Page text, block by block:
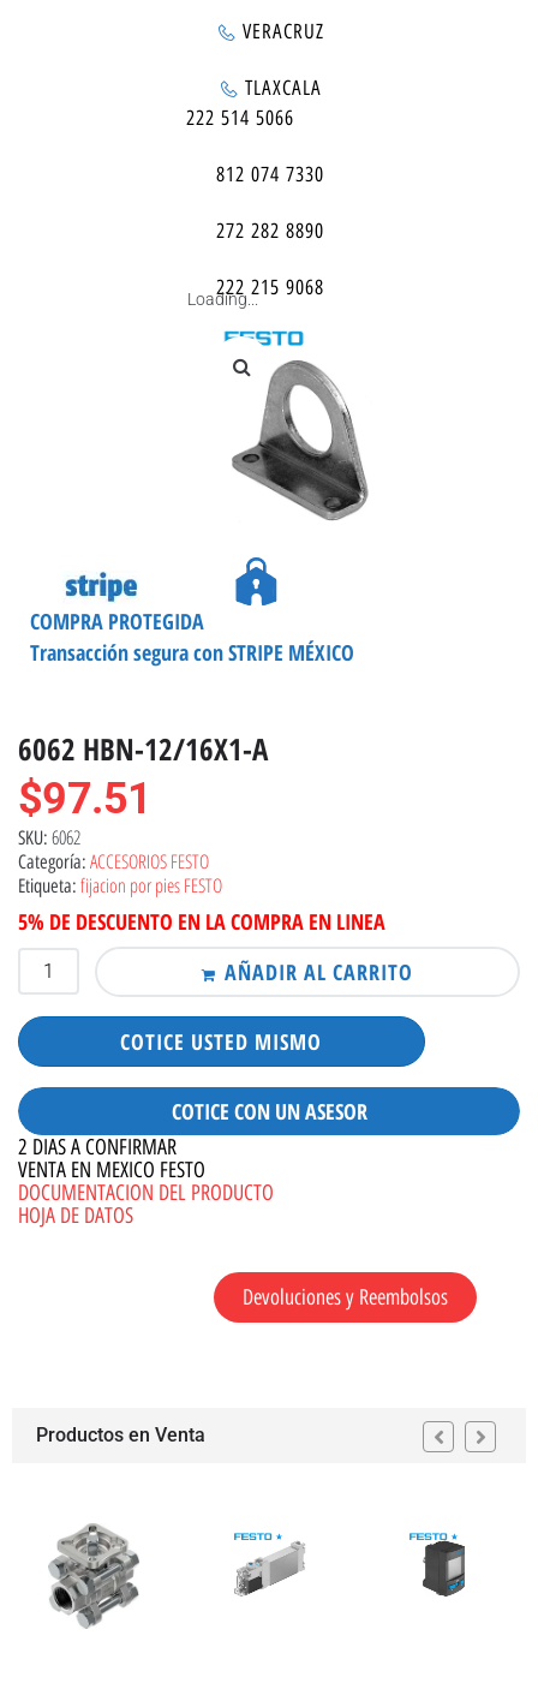
VERACRUZ
TLAXCALA
222 514 5066
812 074 7330
272 282 8890
222 215 9068
Loading...
Transacción segura con STRIPE MÉXICO
COMPRA PROTEGIDA
6062 HBN-12/16X1-A
$97.51
SKU: 6062
Categoría: ACCESORIOS FESTO
Etiqueta: fijacion por pies FESTO
5% DE DESCUENTO EN LA COMPRA EN LINEA
AÑADIR AL CARRITO
COTICE USTED MISMO
COTICE CON UN ASESOR
2 DIAS A CONFIRMAR
VENTA EN MEXICO FESTO
DOCUMENTACION DEL PRODUCTO
HOJA DE DATOS
Devoluciones y Reembolsos
Productos en Venta